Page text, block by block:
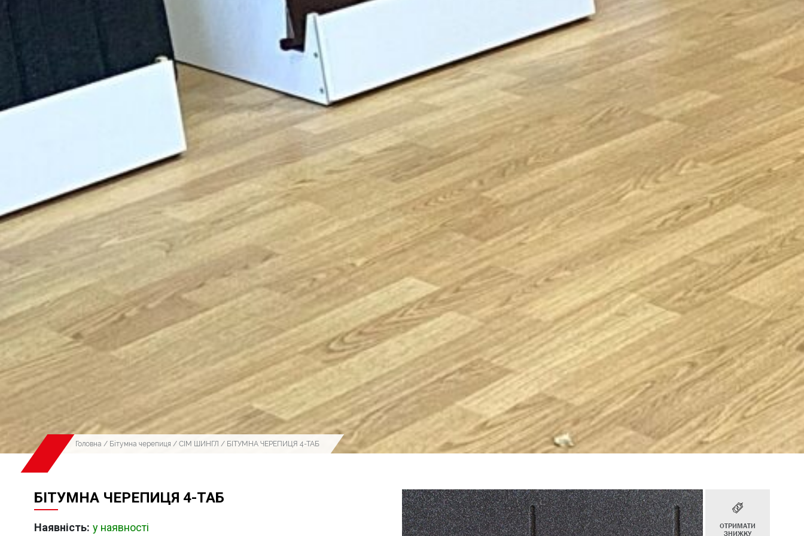
Головна / Бітумна черепиця / СІМ ШИНГЛ / БІТУМНА ЧЕРЕПИЦЯ 4-ТАБ
БІТУМНА ЧЕРЕПИЦЯ 4-ТАБ
Наявність: у наявності
ОТРИМАТИ
ЗНИЖКУ